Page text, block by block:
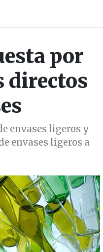
por
directos
envases ligeros y
envases ligeros a